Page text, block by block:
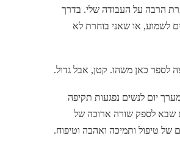
הרבה על העבודה שלי. בדרך
לשמוע, או שאני בוחרת לא
לספר כאן משהו. קטן, אבל גדול.
יום לנשים נפגעות תקיפה
שבא לספק שורה ארוכה של
של טיפול ותמיכה ואהבה וטיפוח.